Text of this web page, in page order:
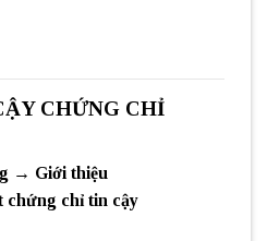
CHỨNG CHỈ
→ Giới thiệu
chứng chỉ tin cậy